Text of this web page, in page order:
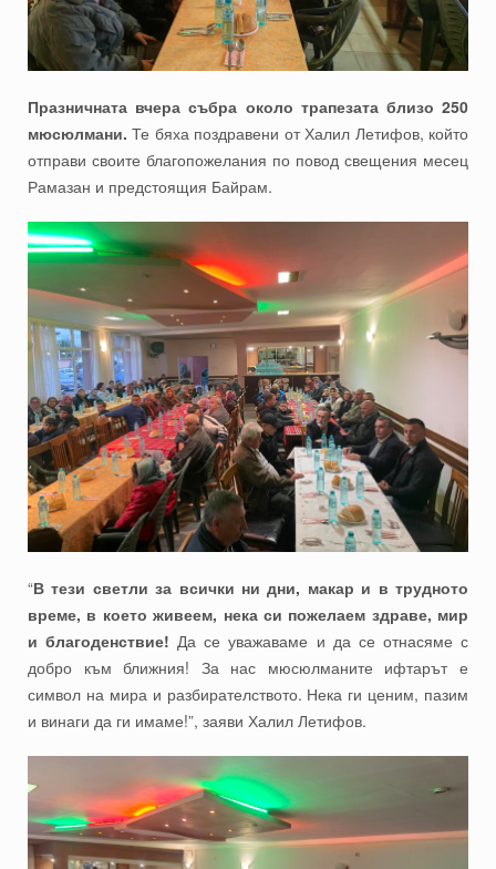
Празничната вчера събра около трапезата близо 250
мюсюлмани. Те бяха поздравени от Халил Летифов, който
отправи своите благопожелания по повод свещения месец
Рамазан и предстоящия Байрам.
“В тези светли за всички ни дни, макар и в трудното
време, в което живеем, нека си пожелаем здраве, мир
и благоденствие! Да се уважаваме и да се отнасяме с
добро към ближния! За нас мюсюлманите ифтарът е
символ на мира и разбирателството. Нека ги ценим, пазим
и винаги да ги имаме!”, заяви Халил Летифов.